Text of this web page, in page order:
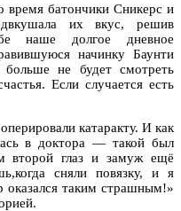
время батончики Сникерс и
их вкус, решив
наше долгое дневное
начинку Баунти
не будет смотреть
Если случается есть
катаракту. И как
в доктора — такой был
второй глаз и замуж ещё
сняли повязку, и я
оказался таким страшным!»